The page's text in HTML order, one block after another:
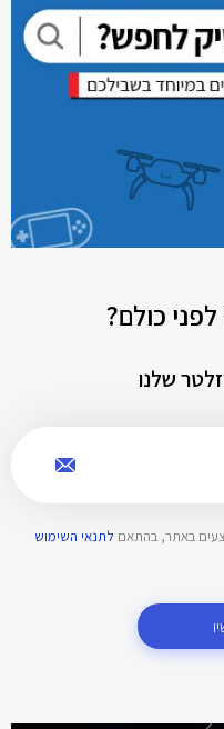
כולם?
שלנו
באתר, בהתאם לתנאי השימוש